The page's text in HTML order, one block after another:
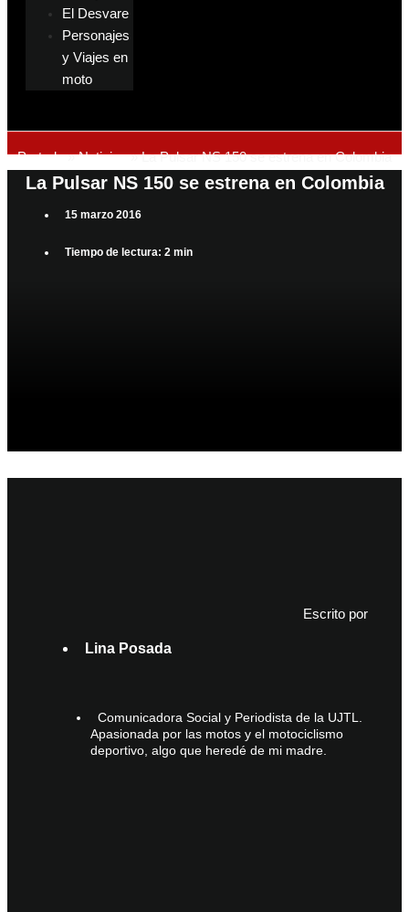
El Desvare
Personajes
y Viajes en
moto
Portada»Noticias»La Pulsar NS 150 se estrena en Colombia
La Pulsar NS 150 se estrena en Colombia
15 marzo 2016
Tiempo de lectura: 2 min
Escrito por
Lina Posada
Comunicadora Social y Periodista de la UJTL.
Apasionada por las motos y el motociclismo
deportivo, algo que heredé de mi madre.